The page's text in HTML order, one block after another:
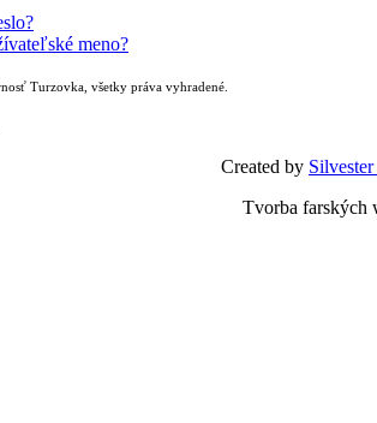
meno?
Turzovka, všetky práva vyhradené.
Created by
Tvorba farských